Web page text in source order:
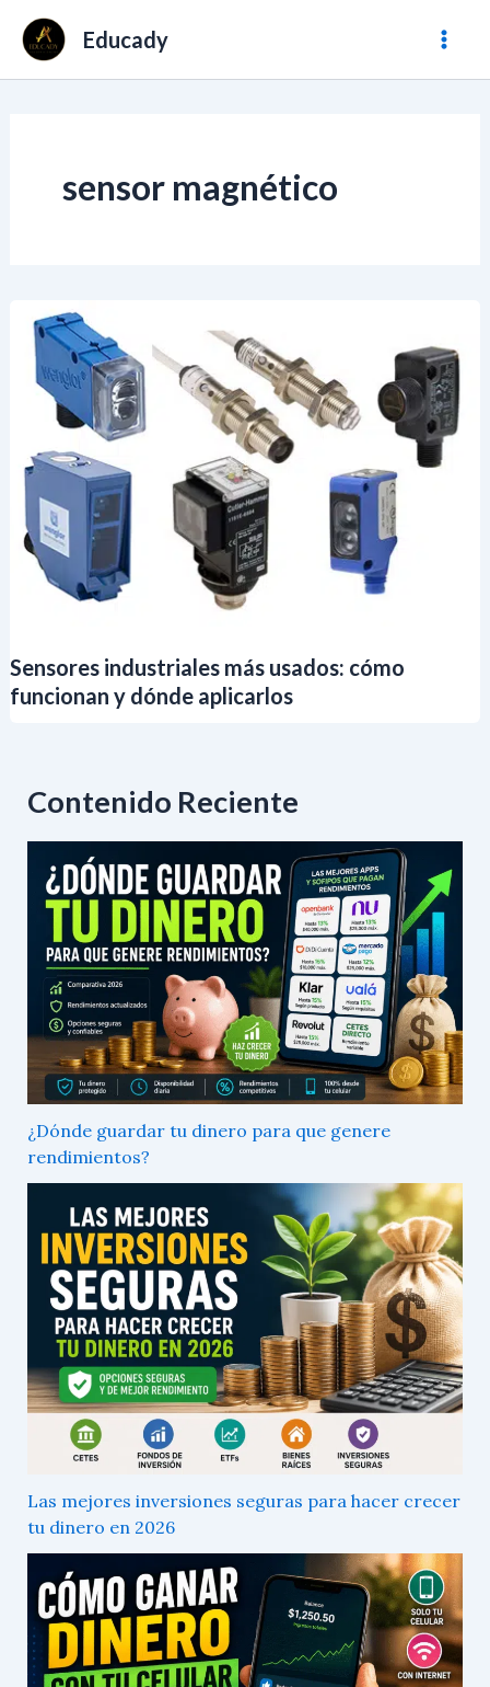
Educady
sensor magnético
Sensores industriales más usados: cómo
funcionan y dónde aplicarlos
Contenido Reciente
¿Dónde guardar tu dinero para que genere
rendimientos?
Las mejores inversiones seguras para hacer crecer
tu dinero en 2026